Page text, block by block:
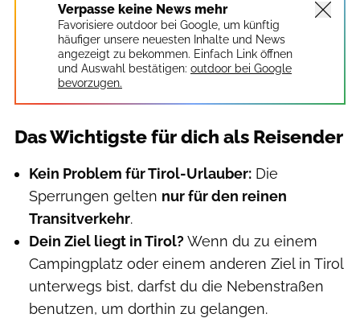
Verpasse keine News mehr
Favorisiere outdoor bei Google, um künftig
häufiger unsere neuesten Inhalte und News
angezeigt zu bekommen. Einfach Link öffnen
und Auswahl bestätigen: outdoor bei Google
bevorzugen.
Das Wichtigste für dich als Reisender
Kein Problem für Tirol-Urlauber: Die
Sperrungen gelten nur für den reinen
Transitverkehr.
Dein Ziel liegt in Tirol?Wenn du zu einem
Campingplatz oder einem anderen Ziel in Tirol
unterwegs bist, darfst du die Nebenstraßen
benutzen, um dorthin zu gelangen.